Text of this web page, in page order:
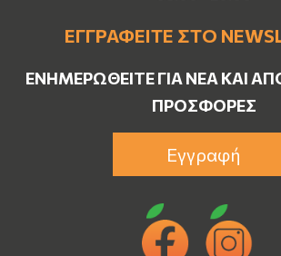
ΕΓΓΡΑΦΕΊΤΕ ΣΤΟ
ΕΝΗΜΕΡΩΘΕΊΤΕ ΓΙΑ ΝΈΑ ΚΑΙ
ΠΡΟΣΦΟΡΈΣ
Εγγραφή